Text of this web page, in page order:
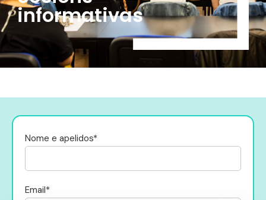
informativas
Nome e apelidos*
Email*